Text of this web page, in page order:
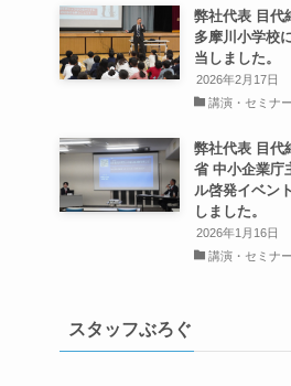
弊社代表 目代
多摩川小学校
当しました。
2026年2月17日
講演・セミナ
弊社代表 目代
省 中小企業庁
ル啓発イベン
しました。
2026年1月16日
講演・セミナ
スタッフぶろぐ